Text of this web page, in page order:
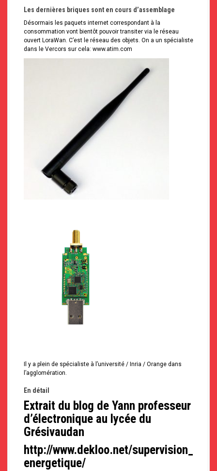
Les dernières briques sont en cours d’assemblage
Désormais les paquets internet correspondant à la
consommation vont bientôt pouvoir transiter via le réseau
ouvert LoraWan. C’est le réseau des objets. On a un spécialiste
dans le Vercors sur cela: www.atim.com
Il y a plein de spécialiste à l’université / Inria / Orange dans
l’agglomération.
En détail
Extrait du blog de Yann professeur
d’électronique au lycée du
Grésivaudan
http://www.dekloo.net/supervision_
energetique/